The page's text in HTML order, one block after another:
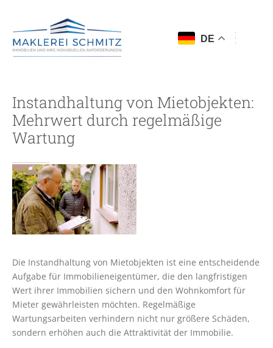
DE
Instandhaltung von Mietobjekten:
Mehrwert durch regelmäßige
Wartung
Die Instandhaltung von Mietobjekten ist eine entscheidende
Aufgabe für Immobilieneigentümer, die den langfristigen
Wert ihrer Immobilien sichern und den Wohnkomfort für
Mieter gewährleisten möchten. Regelmäßige
Wartungsarbeiten verhindern nicht nur größere Schäden,
sondern erhöhen auch die Attraktivität der Immobilie.